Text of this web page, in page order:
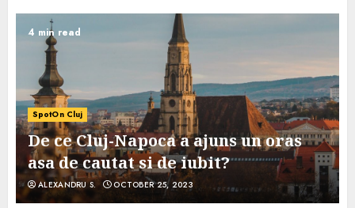
4 min read
SpotOn Cluj
De ce Cluj-Napoca a ajuns un oras
asa de cautat si de iubit?
ALEXANDRU S. OCTOBER 25, 2023